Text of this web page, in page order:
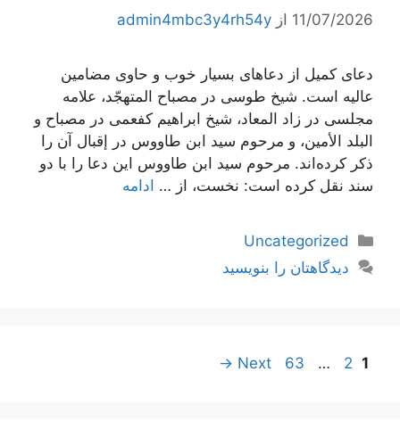
11/07/2026 از admin4mbc3y4rh54y
دعای کمیل از دعاهای بسیار خوب و حاوی مضامین
عالیه است. شیخ طوسی در مصباح المتهجّد، علامه
مجلسی در زاد المعاد، شیخ ابراهیم کفعمی در مصباح و
البلد الأمین، و مرحوم سید ابن طاووس در إقبال آن را
ذکر کرده‌اند. مرحوم سید ابن طاووس این دعا را با دو
سند نقل کرده است: نخست، از … ادامه
دسته‌ها
Uncategorized
دیدگاهتان را بنویسید
ناوبری
Page
1
Page
2
…
Page
63
Next
→